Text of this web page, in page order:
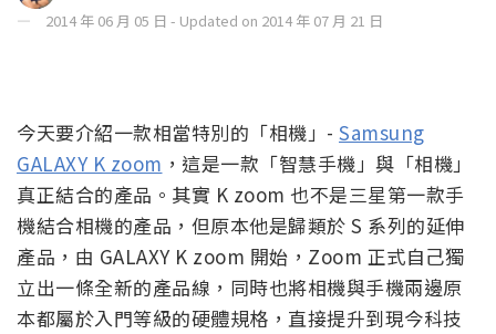
2014 年 06 月 05 日 - Updated on 2014 年 07 月 21 日
今天要介紹一款相當特別的「相機」- Samsung
GALAXY K zoom ，這是一款「智慧手機」與「相機」
真正結合的產品。其實 K zoom 也不是三星第一款手
機結合相機的產品，但原本他是歸類於 S 系列的延伸
產品，由 GALAXY K zoom 開始，Zoom 正式自己獨
立出一條全新的產品線，同時也將相機與手機兩邊原
本都屬於入門等級的硬體規格，直接提升到現今科技